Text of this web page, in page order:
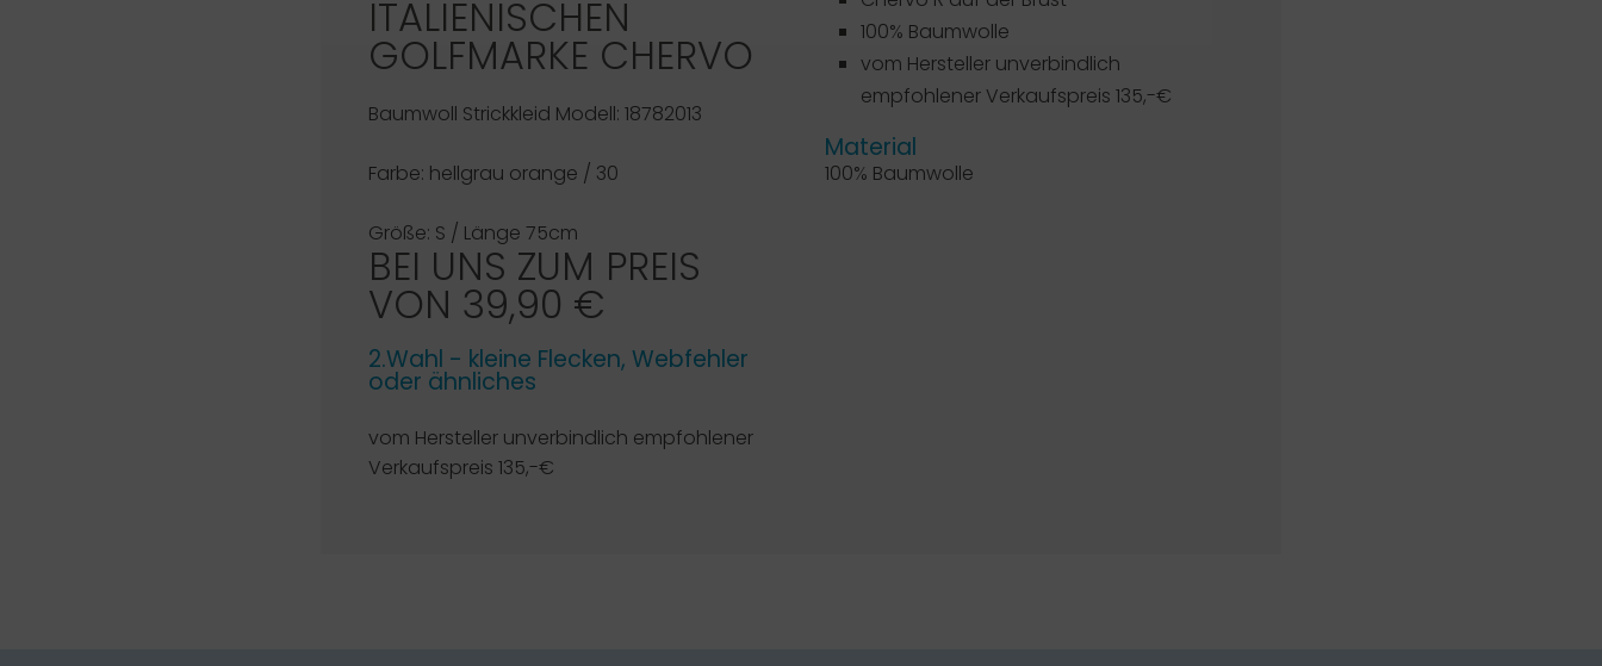
ITALIENISCHEN
GOLFMARKE CHERVO
Baumwoll Strickkleid Modell: 18782013
Farbe: hellgrau orange / 30
Größe: S / Länge 75cm
BEI UNS ZUM PREIS
VON 39,90 €
2.Wahl - kleine Flecken, Webfehler
oder ähnliches
vom Hersteller unverbindlich empfohlener
Verkaufspreis 135,-€
100% Baumwolle
vom Hersteller unverbindlich
empfohlener Verkaufspreis 135,-€
Material
100% Baumwolle